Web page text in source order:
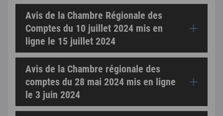
Avis de la Chambre Régionale des
Comptes du 10 juillet 2024 mis en
ligne le 15 juillet 2024
Avis de la Chambre régionale des
comptes du 28 mai 2024 mis en ligne
le 3 juin 2024